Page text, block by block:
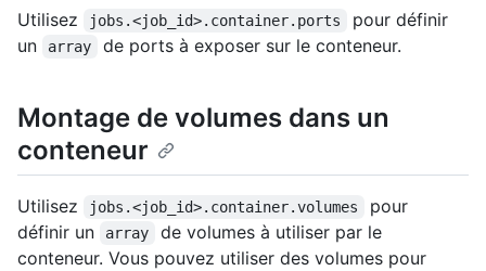
Utilisez jobs.<job_id>.container.ports
pour définir
un
array de ports à exposer sur le conteneur.
Montage de volumes dans un
conteneur
Utilisez jobs.<job_id>.container.volumes
pour
définir un
array
de volumes à utiliser par le
conteneur. Vous pouvez utiliser des volumes pour